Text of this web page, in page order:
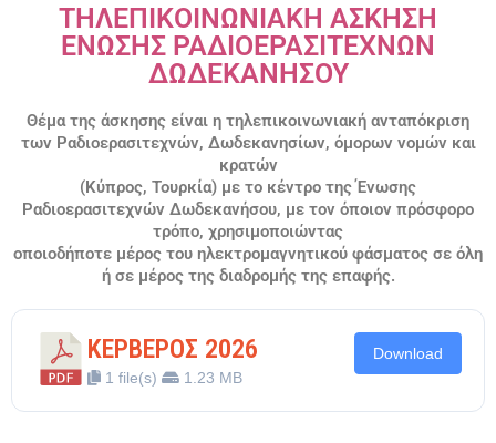
ΤΗΛΕΠΙΚΟΙΝΩΝΙΑΚΗ ΑΣΚΗΣΗ
ΕΝΩΣΗΣ ΡΑΔΙΟΕΡΑΣΙΤΕΧΝΩΝ
ΔΩΔΕΚΑΝΗΣΟΥ
Θέμα της άσκησης είναι η τηλεπικοινωνιακή ανταπόκριση
των Ραδιοερασιτεχνών, Δωδεκανησίων, όμορων νομών και
κρατών
(Κύπρος, Τουρκία) με το κέντρο της Ένωσης
Ραδιοερασιτεχνών Δωδεκανήσου, με τον όποιον πρόσφορο
τρόπο, χρησιμοποιώντας
οποιοδήποτε μέρος του ηλεκτρομαγνητικού φάσματος σε όλη
ή σε μέρος της διαδρομής της επαφής.
ΚΕΡΒΕΡΟΣ 2026
1 file(s) 1.23 MB
Download